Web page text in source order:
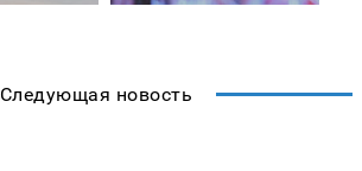
Следующая новость